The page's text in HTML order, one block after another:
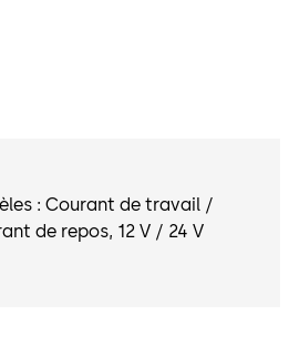
: Courant de travail /
de repos, 12 V / 24 V